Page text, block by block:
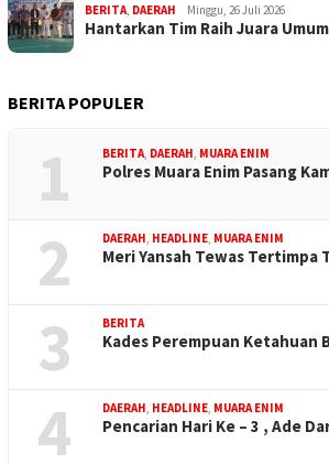
BERITA DAERAH Minggu, 26 Juli 2026
Hantarkan Tim Raih Juara
BERITA POPULER
1 BERITA DAERAH MUARA ENIM
Polres Muara Enim Pasang
2 DAERAH HEADLINE MUARA ENIM
Meri Yansah Tewas Tertimpa
3 BERITA
Kades Perempuan Ketahuan
4 DAERAH HEADLINE MUARA ENIM
Pencarian Hari Ke – 3 , Ade